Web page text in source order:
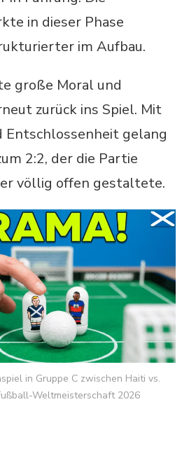
in dieser Phase
im Aufbau.
große Moral und
zurück ins Spiel. Mit
Entschlossenheit gelang
2:2, der die Partie
völlig offen gestaltete.
in Gruppe C zwischen Haiti vs.
Weltmeisterschaft 2026